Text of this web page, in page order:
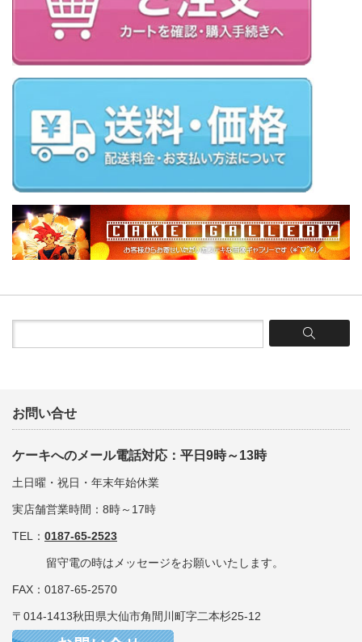
お問い合せ
ケーキへのメール電話対応：平日9時～13時
土日曜・祝日・年末年始休業
実店舗営業時間：8時～17時
TEL： 0187-65-2523
留守電の時はメッセージをお願いいたします。
FAX：0187-65-2570
〒014-1413秋田県大仙市角間川町字二本杉25-12